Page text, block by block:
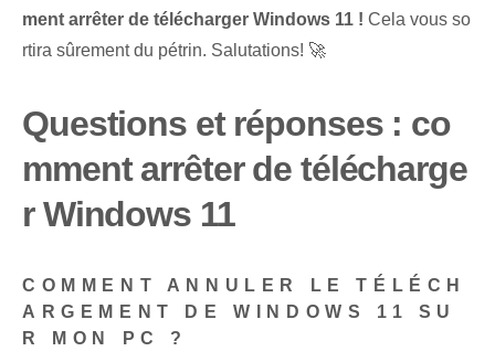
ment arrêter de télécharger Windows 11 ! ⁣Cela vous so
rtira sûrement du pétrin. Salutations! 🚀
Questions et réponses : co
mment arrêter de télécharge
r Windows 11
COMMENT ANNULER LE TÉLÉCH
ARGEMENT DE WINDOWS 11 SU
R MON PC ?